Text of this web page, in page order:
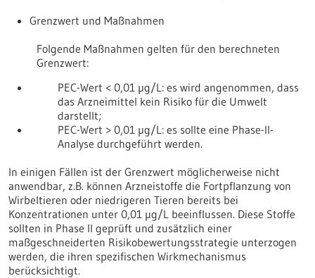
Grenzwert und Maßnahmen
Folgende Maßnahmen gelten für den berechneten
Grenzwert:
PEC-Wert < 0,01 µg/L: es wird angenommen, dass
das Arzneimittel kein Risiko für die Umwelt
darstellt;
PEC-Wert > 0,01 µg/L: es sollte eine Phase-II-
Analyse durchgeführt werden.
In einigen Fällen ist der Grenzwert möglicherweise nicht
anwendbar, z.B. können Arzneistoffe die Fortpflanzung von
Wirbeltieren oder niedrigeren Tieren bereits bei
Konzentrationen unter 0,01 µg/L beeinflussen. Diese Stoffe
sollten in Phase II geprüft und zusätzlich einer
maßgeschneiderten Risikobewertungsstrategie unterzogen
werden, die ihren spezifischen Wirkmechanismus
berücksichtigt.